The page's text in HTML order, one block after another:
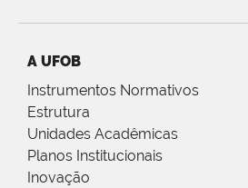
A UFOB
Instrumentos Normativos
Estrutura
Unidades Acadêmicas
Planos Institucionais
Inovação